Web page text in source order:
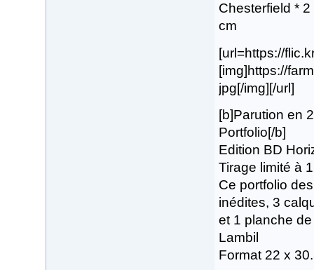
Chesterfield *
cm
[url=https://
[img]https://
jpg[/img][/url]
[b]Parution en
Portfolio[/b]
Edition BD
Tirage limité à
Ce portfolio
inédites, 3
et 1 planche
Lambil
Format 22 x